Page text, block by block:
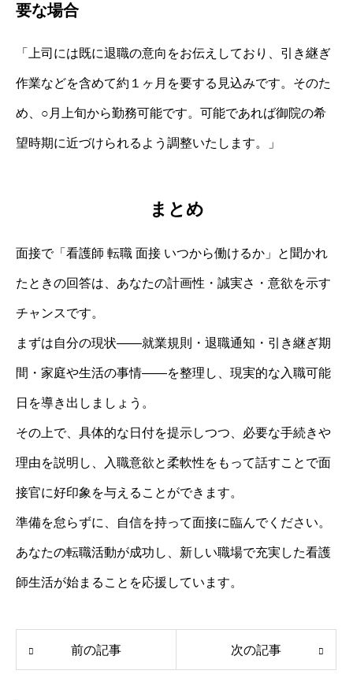
要な場合
「上司には既に退職の意向をお伝えしており、引き継ぎ
作業などを含めて約１ヶ月を要する見込みです。そのた
め、○月上旬から勤務可能です。可能であれば御院の希
望時期に近づけられるよう調整いたします。」
まとめ
面接で「看護師 転職 面接 いつから働けるか」と聞かれ
たときの回答は、あなたの計画性・誠実さ・意欲を示す
チャンスです。
まずは自分の現状――就業規則・退職通知・引き継ぎ期
間・家庭や生活の事情――を整理し、現実的な入職可能
日を導き出しましょう。
その上で、具体的な日付を提示しつつ、必要な手続きや
理由を説明し、入職意欲と柔軟性をもって話すことで面
接官に好印象を与えることができます。
準備を怠らずに、自信を持って面接に臨んでください。
あなたの転職活動が成功し、新しい職場で充実した看護
師生活が始まることを応援しています。
前の記事 次の記事